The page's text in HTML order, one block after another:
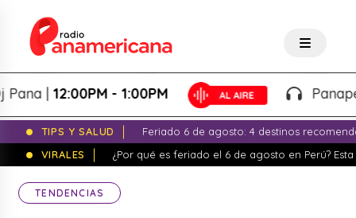
|12:00PM - 1:00PM
TIPS Y SALUD
Feriado 6 de agosto: 4 destinos
VIRALES
¿Por qué es feriado el 6 de agosto en Perú?
TENDENCIAS